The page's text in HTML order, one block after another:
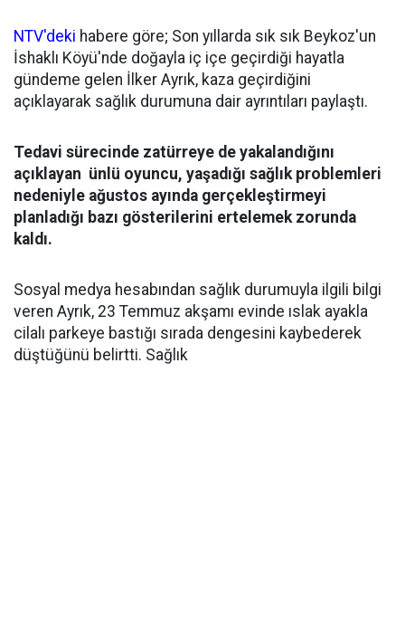
NTV'deki habere göre; Son yıllarda sık sık Beykoz'un
İshaklı Köyü'nde doğayla iç içe geçirdiği hayatla
gündeme gelen İlker Ayrık, kaza geçirdiğini
açıklayarak sağlık durumuna dair ayrıntıları paylaştı.
Tedavi sürecinde zatürreye de yakalandığını
açıklayan ünlü oyuncu, yaşadığı sağlık problemleri
nedeniyle ağustos ayında gerçekleştirmeyi
planladığı bazı gösterilerini ertelemek zorunda
kaldı.
Sosyal medya hesabından sağlık durumuyla ilgili bilgi
veren Ayrık, 23 Temmuz akşamı evinde ıslak ayakla
cilalı parkeye bastığı sırada dengesini kaybederek
düştüğünü belirtti. Sağlık